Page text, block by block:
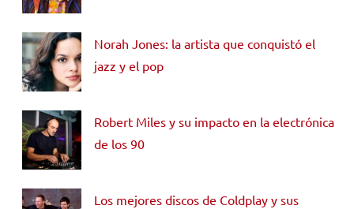
Norah Jones: la artista que conquistó el
jazz y el pop
Robert Miles y su impacto en la electrónica
de los 90
Los mejores discos de Coldplay y sus